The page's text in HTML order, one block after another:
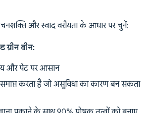
और स्वाद वरीयता के आधार पर चुनें:
बीन:
और पेट पर आसान
करता है जो असुविधा का कारण बन सकता